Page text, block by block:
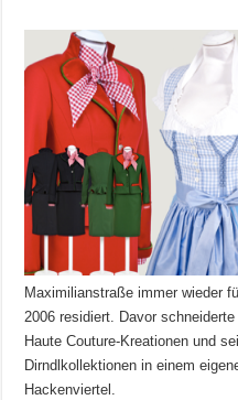
Maximilianstraße immer wieder
2006 residiert. Davor
Haute Couture-Kreationen und
Dirndlkollektionen in einem
Hackenviertel.